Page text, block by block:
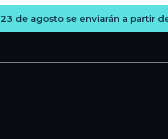
de agosto se enviarán a partir